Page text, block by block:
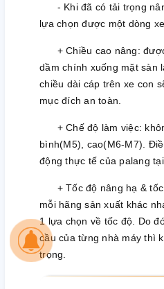
- Khi đã có tải trọng
lựa chọn được một dòng
+ Chiều cao nâng:
dầm chính xuống mặt sàn
chiều dài cáp trên xe con
mục đích an toàn.
+ Chế độ làm việc:
bình(M5), cao(M6-M7).
động thực tế của palang
+ Tốc độ nâng hạ & tốc
mỗi hãng sản xuất khác
1 lựa chọn về tốc độ. Do
cầu của từng nhà máy thì
trọng.